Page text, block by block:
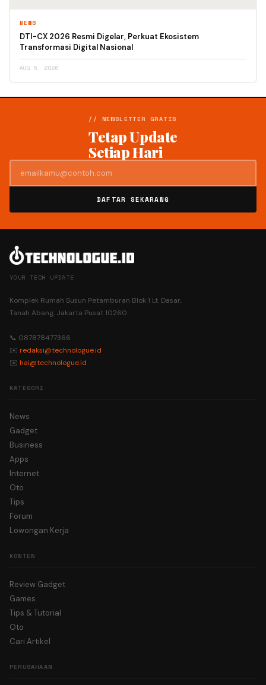
NEWS
DTI-CX 2026 Resmi Digelar, Perkuat Ekosistem
Transformasi Digital Nasional
AUG 5, 2026
// NEWSLETTER GRATIS
Tetap Update
Setiap Hari
DAFTAR SEKARANG
YOUR TECH UPDATE
Komplek Rumah Susun Petamburan Blok 1 Lt. Dasar,
Tanah Abang, Jakarta Pusat 10260
📞 087878477366
✉️ redaksi@technologue.id
✉️ hai@technologue.id
KATEGORI
News
Gadget
Business
Apps
Internet
Oto
Tips
Forum
Lowongan Kerja
KONTEN
Review Gadget
Games
Tips & Tutorial
Oto
Cari Artikel
PERUSAHAAN